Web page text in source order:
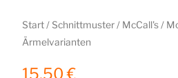
Start/ Schnittmuster/ McCall's/
Ärmelvarianten
15,50€